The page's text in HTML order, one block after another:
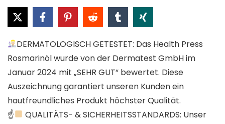
DERMATOLOGISCH GETESTET: Das Health Press
Rosmarinöl wurde von der Dermatest GmbH im
Januar 2024 mit „SEHR GUT“ bewertet. Diese
Auszeichnung garantiert unseren Kunden ein
hautfreundliches Produkt höchster Qualität.
☝
QUALITÄTS- & SICHERHEITSSTANDARDS: Unser